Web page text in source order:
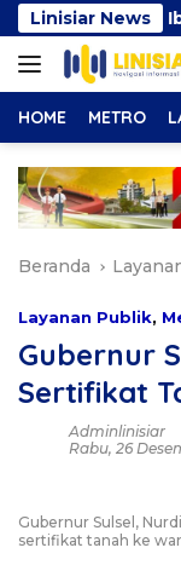
Langsung
ke
konten
Linisiar News
Pekan Ibu
HOME METRO
Beranda
Layanan Publik,
Gubernur
Sertifikat
Adminlinisiar
Rabu, 26
Gubernur Sulsel,
sertifikat tanah ke